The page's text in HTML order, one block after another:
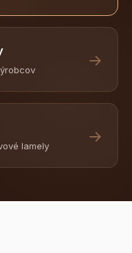
→
lamely
→